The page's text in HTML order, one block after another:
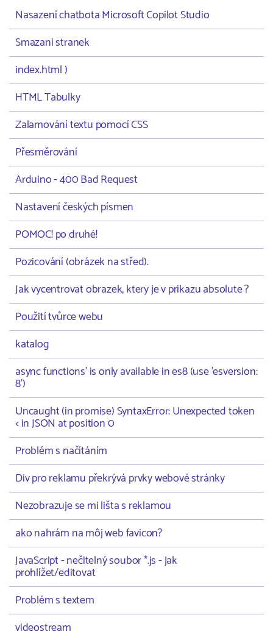
Nasazení chatbota Microsoft Copilot Studio
Smazani stranek
index.html )
HTML Tabulky
Zalamování textu pomocí CSS
Přesměrování
Arduino - 400 Bad Request
Nastavení českých písmen
POMOC! po druhé!
Pozicování (obrázek na střed).
Jak vycentrovat obrazek, ktery je v prikazu absolute ?
Použití tvůrce webu
katalog
async functions' is only available in es8 (use 'esversion:
8')
Uncaught (in promise) SyntaxError: Unexpected token
< in JSON at position 0
Problém s načítáním
Div pro reklamu překrývá prvky webové stránky
Nezobrazuje se mi lišta s reklamou
ako nahrám na môj web favicon?
JavaScript - nečitelný soubor *.js - jak
prohlížet/editovat
Problém s textem
videostream